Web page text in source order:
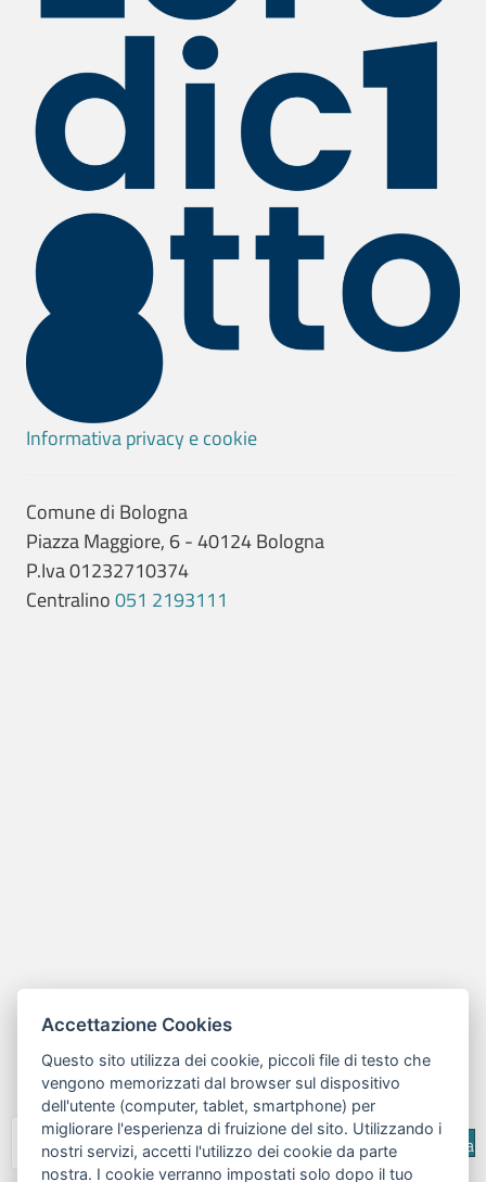
Informativa privacy e cookie
Comune di Bologna
Piazza Maggiore, 6 - 40124 Bologna
P.Iva 01232710374
Centralino051 2193111
Cerca
Accettazione Cookies
Questo sito utilizza dei cookie, piccoli file di testo che
vengono memorizzati dal browser sul dispositivo
dell'utente (computer, tablet, smartphone) per
migliorare l'esperienza di fruizione del sito. Utilizzando i
nostri servizi, accetti l'utilizzo dei cookie da parte
nostra. I cookie verranno impostati solo dopo il tuo